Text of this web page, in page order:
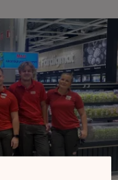
hyllor och skyltar i